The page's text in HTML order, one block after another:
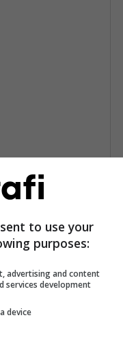
to use your
purposes:
advertising and content
services development
device